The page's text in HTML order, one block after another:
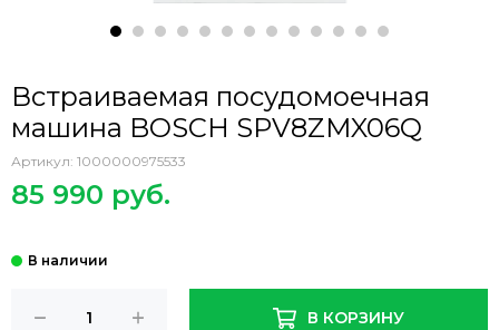
Встраиваемая посудомоечная
машина BOSCH SPV8ZMX06Q
Артикул: 1000000975533
85 990 руб.
В КОРЗИНУ